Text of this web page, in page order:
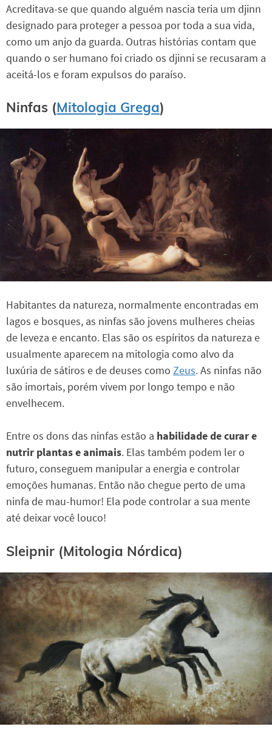
Acreditava-se que quando alguém nascia teria um djinn
designado para proteger a pessoa por toda a sua vida,
como um anjo da guarda. Outras histórias contam que
quando o ser humano foi criado os djinni se recusaram a
aceitá-los e foram expulsos do paraíso.
Ninfas (Mitologia Grega)
Habitantes da natureza, normalmente encontradas em
lagos e bosques, as ninfas são jovens mulheres cheias
de leveza e encanto. Elas são os espíritos da natureza e
usualmente aparecem na mitologia como alvo da
luxúria de sátiros e de deuses como Zeus. As ninfas não
são imortais, porém vivem por longo tempo e não
envelhecem.
Entre os dons das ninfas estão a habilidade de curar e
nutrir plantas e animais. Elas também podem ler o
futuro, conseguem manipular a energia e controlar
emoções humanas. Então não chegue perto de uma
ninfa de mau-humor! Ela pode controlar a sua mente
até deixar você louco!
Sleipnir (Mitologia Nórdica)